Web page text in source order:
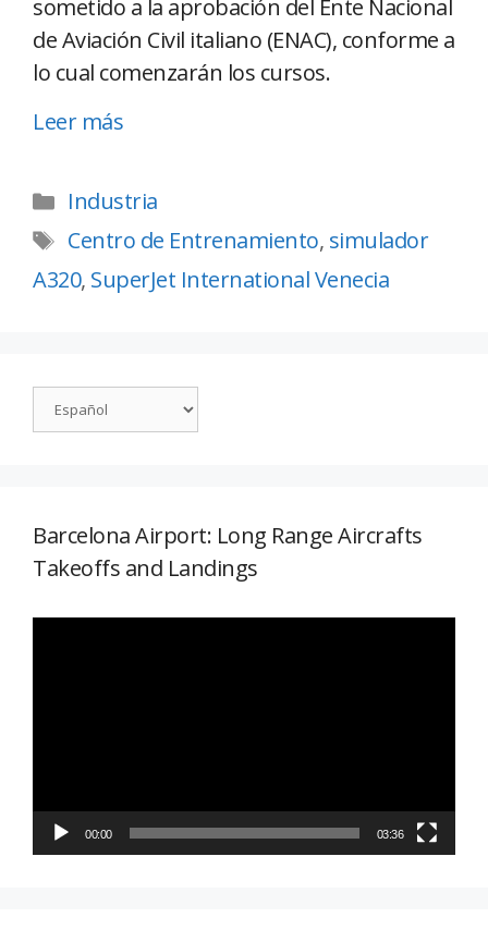
sometido a la aprobación del Ente Nacional
de Aviación Civil italiano (ENAC), conforme a
lo cual comenzarán los cursos.
Leer más
Industria
Centro de Entrenamiento, simulador
A320, SuperJet International Venecia
Barcelona Airport: Long Range Aircrafts
Takeoffs and Landings
00:00 03:36